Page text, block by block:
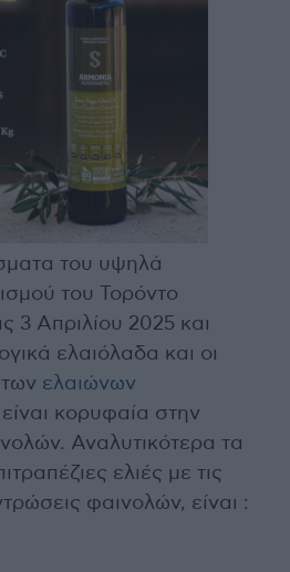
του υψηλά
του Τορόντο
3 Απριλίου 2025 και
ελαιόλαδα και οι
των ελαιώνων
είναι κορυφαία στην
Αναλυτικότερα τα
ελιές με τις
φαινολών, είναι :